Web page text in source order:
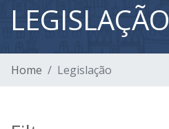
LEGISLAÇÃO
Home Legislação